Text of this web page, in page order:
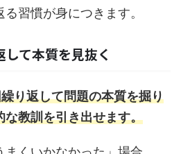
習慣が身につきます。
して本質を見抜く
り返して問題の本質を掘り
な教訓を引き出せます。